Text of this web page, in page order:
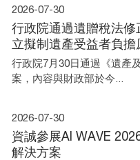
2026-07-30
行政院通過遺贈稅法修
立擬制遺產受益者負擔
行政院7月30日通過《遺產
案，內容與財政部於今...
2026-07-30
資誠參展AI WAVE
解決方案